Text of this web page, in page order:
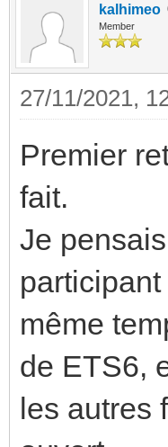
kalhimeo
Member
27/11/2021,
Premier
fait.
Je
même
de ETS6,
les autres